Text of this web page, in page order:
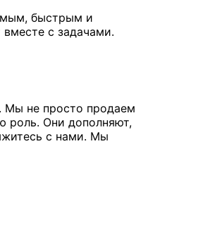
быстрым и
с задачами.
Мы не просто продаем
роль. Они дополняют,
с нами. Мы